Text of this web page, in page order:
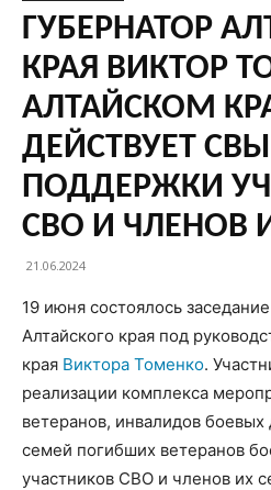
ГУБЕРНАТОР
КРАЯ ВИКТОР
АЛТАЙСКОМ
ДЕЙСТВУЕТ
ПОДДЕРЖКИ
СВО И ЧЛЕНОВ
21.06.2024
19 июня состоялось
Алтайского края под
края Виктора Томенко.
реализации комплекса
ветеранов, инвалидов
семей погибших ветеранов
участников СВО и членов их